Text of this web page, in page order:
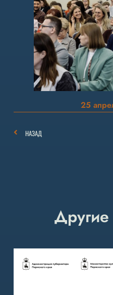
25
НАЗАД
Другие